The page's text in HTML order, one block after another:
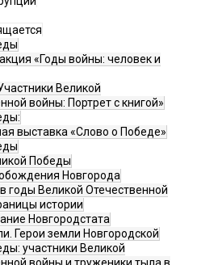
«Годы войны: человек и
Великой
войны: Портрет с книгой»
выставка «Слово о Победе»
Победы
Новгорода
годы Великой Отечественной
истории
Новгородстата
Герои земли Новгородской
участники Великой